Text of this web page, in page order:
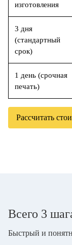
изготовления
3 дня
(стандартный
срок)
1 день (срочная
печать)
Рассчитать
Всего 3
Быстрый и